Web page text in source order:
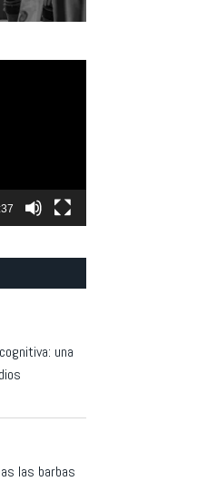
una
las barbas